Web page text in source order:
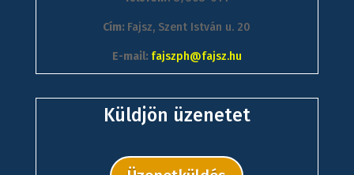
Cím: Fajsz, Szent István u. 20
E-mail: fajszph@fajsz.hu
Küldjön üzenetet